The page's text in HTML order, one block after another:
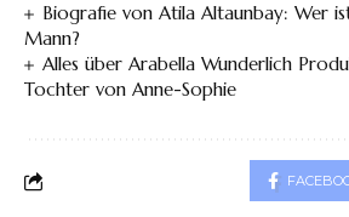
Biografie von Atila Altaunbay: Wer
Mann?
Alles über Arabella Wunderlich
Tochter von Anne-Sophie